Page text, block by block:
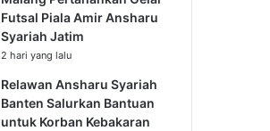
Futsal Piala Amir Ansharu
Syariah Jatim
2 hari yang lalu
Relawan Ansharu Syariah
Banten Salurkan Bantuan
untuk Korban Kebakaran